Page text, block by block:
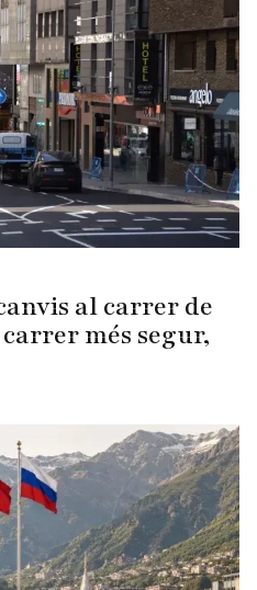
al carrer de
més segur,